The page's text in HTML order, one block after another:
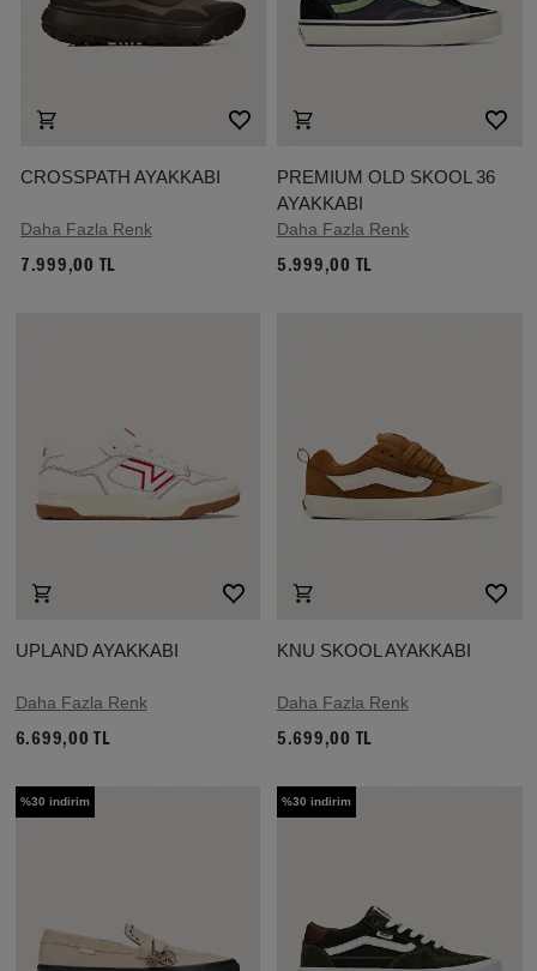
CROSSPATH AYAKKABI
Daha Fazla Renk
7.999,00 TL
PREMIUM OLD SKOOL 36
AYAKKABI
Daha Fazla Renk
5.999,00 TL
UPLAND AYAKKABI
Daha Fazla Renk
6.699,00 TL
KNU SKOOL AYAKKABI
Daha Fazla Renk
5.699,00 TL
%30 indirim %30 indirim